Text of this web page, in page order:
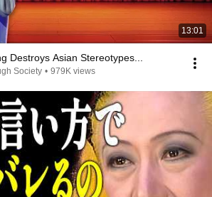
13:01
Destroys Asian Stereotypes...
Society • 979K views